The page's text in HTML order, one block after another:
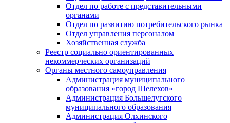
Отдел по работе с представительными
органами
Отдел по развитию потребительского рынка
Отдел управления персоналом
Хозяйственная служба
Реестр социально ориентированных
некоммерческих организаций
Органы местного самоуправления
Администрация муниципального
образования «город Шелехов»
Администрация Большелугского
муниципального образования
Администрация Олхинского